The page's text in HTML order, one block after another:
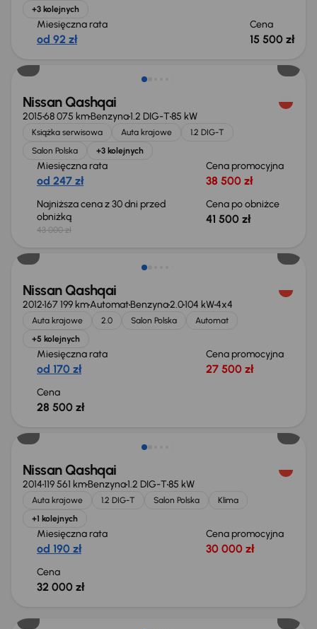
+3 kolejnych
Miesięczna rata
od 92 zł
Cena
15 500 zł
Taniej o 1 500 zł
Nissan Qashqai
201568 075 kmBenzyna1.2 DIG-T85 kW
Książka serwisowa Auta krajowe
1.2 DIG-T
Salon Polska
+3 kolejnych
Miesięczna rata
od 247 zł
Cena promocyjna
38 500 zł
Najniższa cena z 30 dni przed
obniżką
43 000 zł
Cena po obniżce
41 500 zł
Nissan Qashqai
2012167 199 kmAutomatBenzyna2.0104 kW4x4
Auta krajowe 2.0 Salon Polska
Automat
+5 kolejnych
Miesięczna rata
od 170 zł
Cena promocyjna
27 500 zł
Cena
28 500 zł
Świeżo skupione
Nissan Qashqai
2014119 561 kmBenzyna1.2 DIG-T85 kW
Auta krajowe 1.2 DIG-T Salon Polska
Klima
+1 kolejnych
Miesięczna rata
od 190 zł
Cena promocyjna
30 000 zł
Cena
32 000 zł